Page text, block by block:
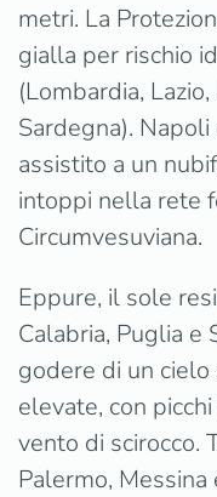
metri. La
gialla per rischio
(Lombardia,
Sardegna).
assistito a un
intoppi nella rete
Circumvesuviana.
Eppure, il sole
Calabria, Puglia e
godere di un
elevate, con
vento di scirocco.
Palermo, Messina